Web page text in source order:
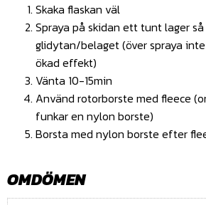
Skaka flaskan väl
Spraya på skidan ett tunt lager
glidytan/belaget (över spraya
ökad effekt)
Vänta 10-15min
Använd rotorborste med fleece
funkar en nylon borste)
Borsta med nylon borste efter
OMDÖMEN